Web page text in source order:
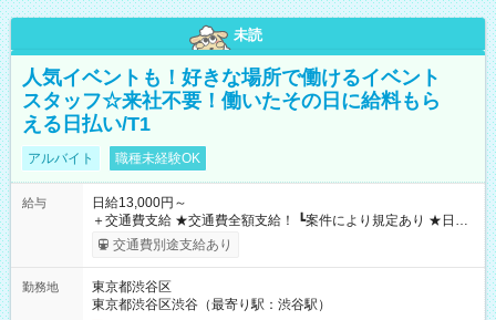
未読
人気イベントも！好きな場所で働けるイベント
スタッフ☆来社不要！働いたその日に給料もら
える日払い/T1
アルバイト 職種未経験OK
給与
日給13,000円～
＋交通費支給 ★交通費全額支給！ ┗案件により規定あり ★日払
いOK！（規定あり） ┗働いたその日に現金GET♪ お仕事後はコ
ンビニATMから 日払い分を引き落とせます！ 【試用期間】試
交通費別途支給あり
勤務地
東京都渋谷区
東京都渋谷区渋谷（最寄り駅：渋谷駅）